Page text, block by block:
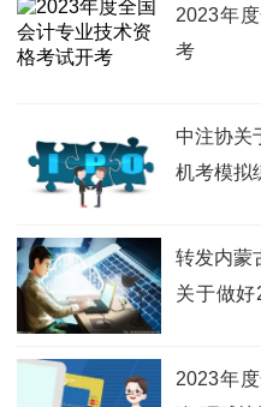
2023年
考
中注协关
机考模拟
转发内蒙
关于做
教育有
2023年